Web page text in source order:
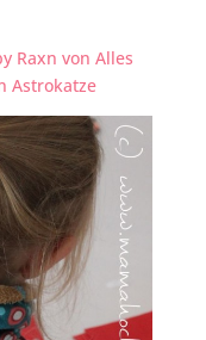
Raxn von Alles
Astrokatze